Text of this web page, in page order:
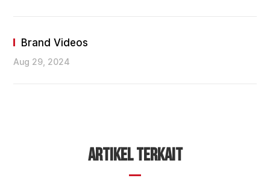
Brand Videos
Aug 29, 2024
ARTIKEL TERKAIT